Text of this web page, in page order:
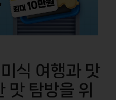
식 여행과 맛
맛 탐방을 위